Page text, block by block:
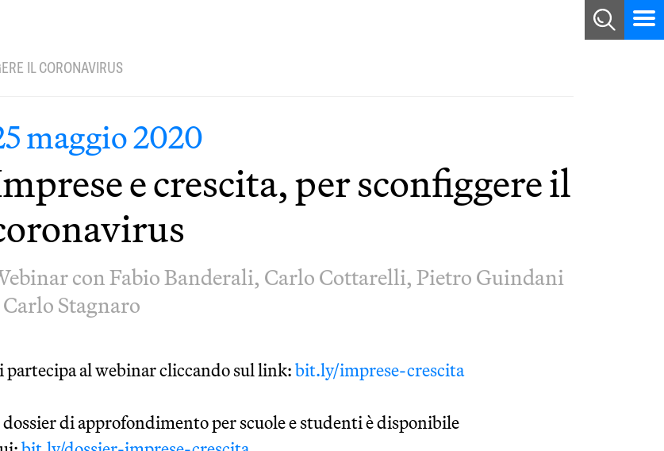
IL CORONAVIRUS
maggio 2020
e crescita, per sconfiggere il
con Fabio Banderali, Carlo Cottarelli, Pietro Guindani
Carlo Stagnaro
partecipa al webinar cliccando sul link:bit.ly/imprese-crescita
di approfondimento per scuole e studenti è disponibile